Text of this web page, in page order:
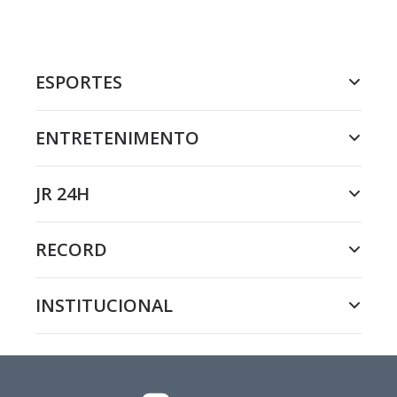
ESPORTES
ENTRETENIMENTO
JR 24H
RECORD
INSTITUCIONAL